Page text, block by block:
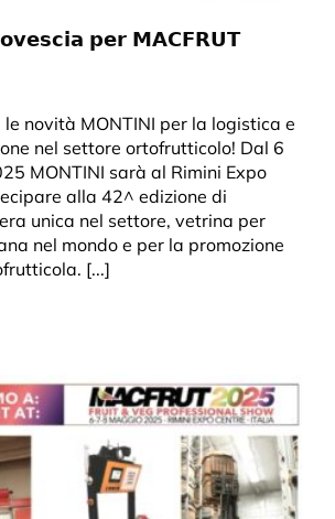
𝗽𝗲𝗿 𝗠𝗔𝗖𝗙𝗥𝗨𝗧
novità MONTINI per la logistica e
nel settore ortofrutticolo! Dal 6
MONTINI sarà al Rimini Expo
alla 42^ edizione di
unica nel settore, vetrina per
nel mondo e per la promozione
[...]